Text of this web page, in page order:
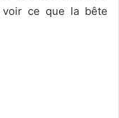
voir ce que la bête